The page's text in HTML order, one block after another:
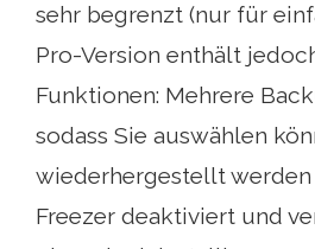
sehr begrenzt (nur für
Pro-Version enthält
Funktionen: Mehrere
sodass Sie auswählen
wiederhergestellt werden
Freezer deaktiviert und